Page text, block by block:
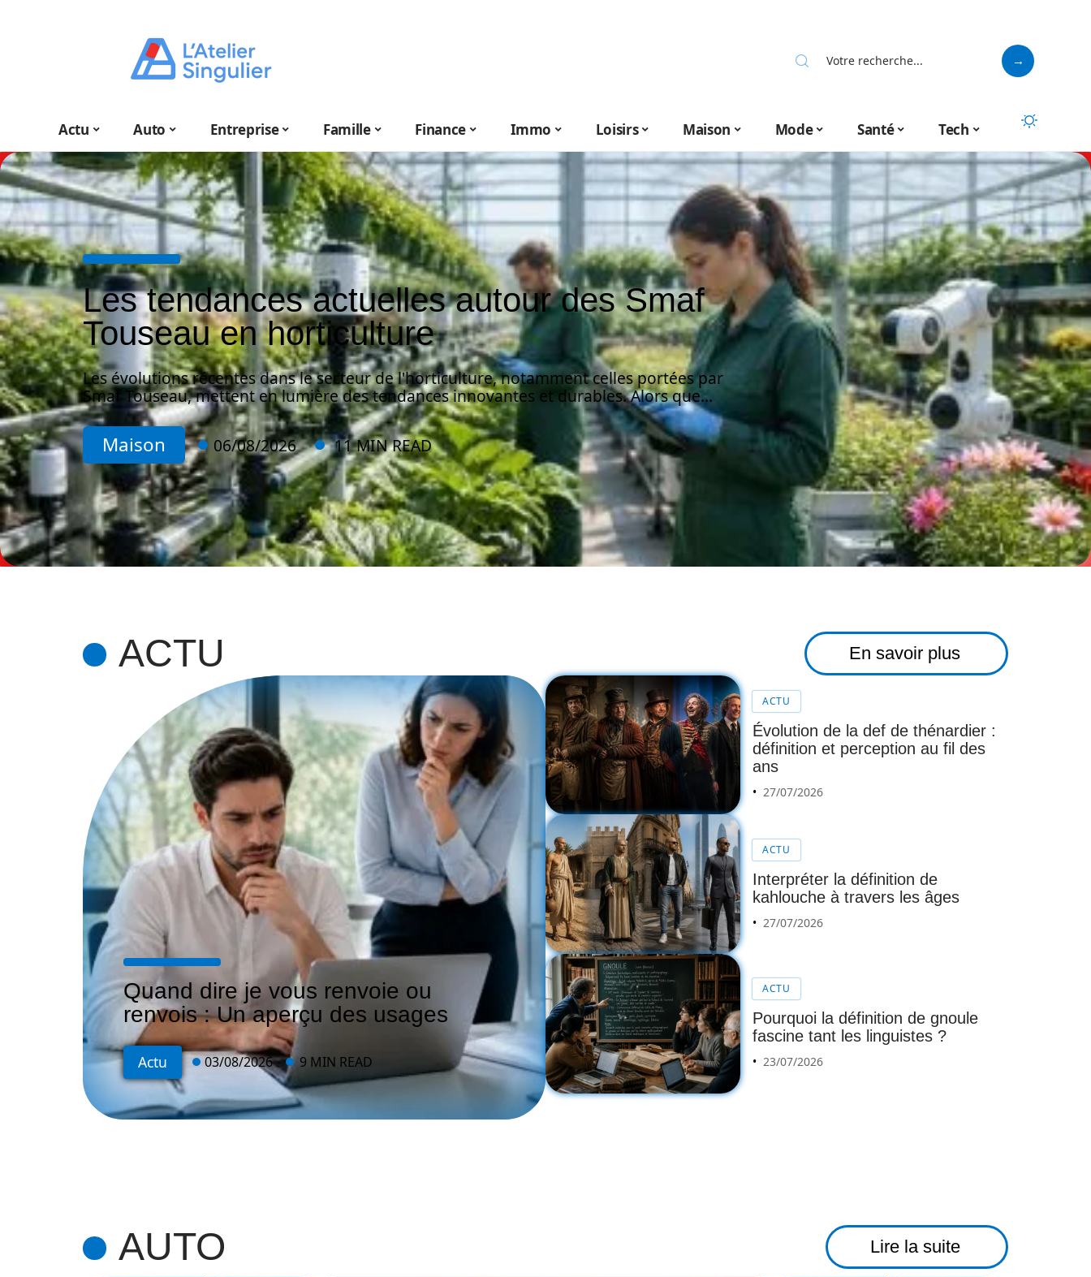
Actu Auto Entreprise Famille Finance Immo Loisirs Maison Mode Santé Tech
Les tendances actuelles autour des Smaf
Touseau en horticulture
Les évolutions récentes dans le secteur de l'horticulture, notamment celles portées par
Smaf Touseau, mettent en lumière des tendances innovantes et durables. Alors que…
Maison 06/08/2026 11 MIN READ
ACTU En savoir plus
Quand dire je vous renvoie ou
renvois : Un aperçu des usages
Actu 03/08/2026 9 MIN READ
ACTU
Évolution de la def de thénardier :
définition et perception au fil des
ans
27/07/2026
ACTU
Interpréter la définition de
kahlouche à travers les âges
27/07/2026
ACTU
Pourquoi la définition de gnoule
fascine tant les linguistes ?
23/07/2026
AUTO Lire la suite